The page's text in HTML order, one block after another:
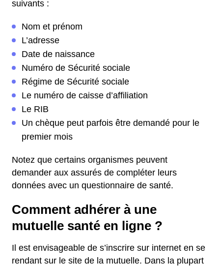
suivants :
Nom et prénom
L’adresse
Date de naissance
Numéro de Sécurité sociale
Régime de Sécurité sociale
Le numéro de caisse d’affiliation
Le RIB
Un chèque peut parfois être demandé pour le
premier mois
Notez que certains organismes peuvent
demander aux assurés de compléter leurs
données avec un questionnaire de santé.
Comment adhérer à une
mutuelle santé en ligne ?
Il est envisageable de s’inscrire sur internet en se
rendant sur le site de la mutuelle. Dans la plupart